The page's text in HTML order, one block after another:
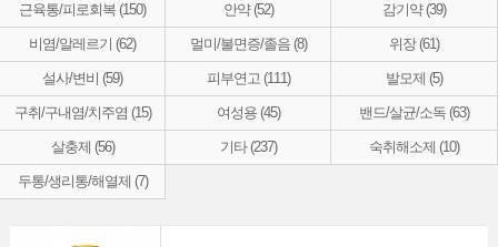
근육통/피로회복 (150) 안약 (52) 감기약 (39)
비염/알레르기 (62) 멀미/불면증/졸음 (8) 위장 (61)
설사/변비 (59) 피부연고 (111) 발모제 (5)
구취/구내염/치주염 (15) 여성용 (45) 밴드/살균/소독 (63)
살충제 (56) 기타 (237) 숙취해소제 (10)
두통/생리통/해열제 (7)